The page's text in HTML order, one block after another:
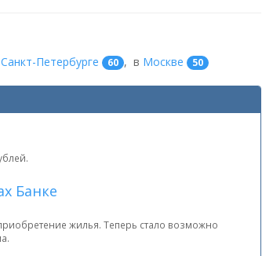
Санкт-Петербурге 60 , в Москве 50
Банке
жилья. Теперь стало возможно